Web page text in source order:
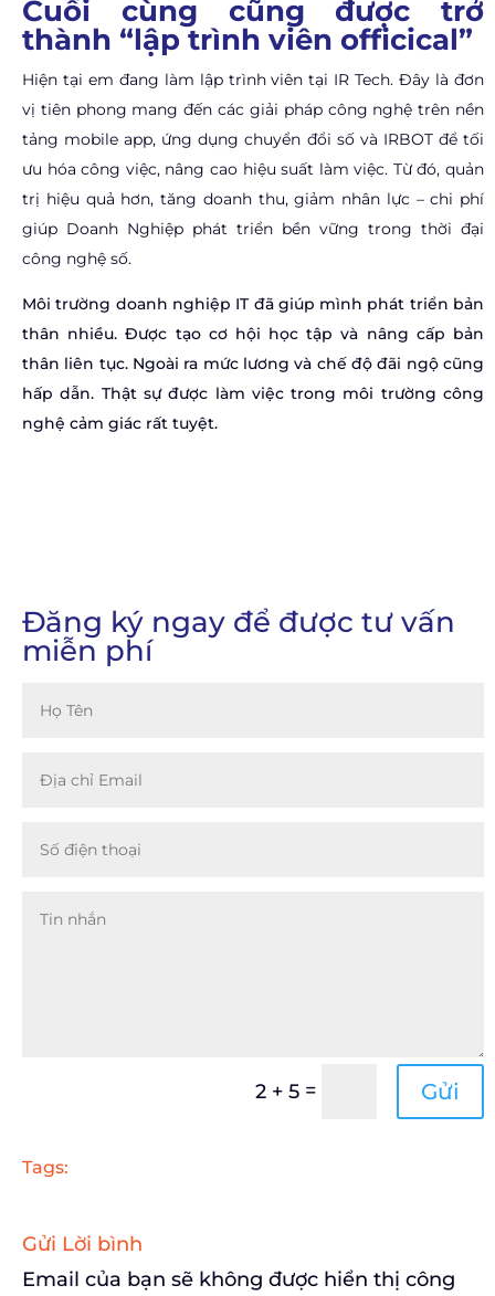
Cuối cùng cũng được trở
thành “lập trình viên officical”
Hiện tại em đang làm lập trình viên tại IR Tech. Đây là đơn
vị tiên phong mang đến các giải pháp công nghệ trên nền
tảng mobile app, ứng dụng chuyển đổi số và IRBOT để tối
ưu hóa công việc, nâng cao hiệu suất làm việc. Từ đó, quản
trị hiệu quả hơn, tăng doanh thu, giảm nhân lực – chi phí
giúp Doanh Nghiệp phát triển bền vững trong thời đại
công nghệ số.
Môi trường doanh nghiệp IT đã giúp mình phát triển bản
thân nhiều. Được tạo cơ hội học tập và nâng cấp bản
thân liên tục. Ngoài ra mức lương và chế độ đãi ngộ cũng
hấp dẫn. Thật sự được làm việc trong môi trường công
nghệ cảm giác rất tuyệt.
Đăng ký ngay để được tư vấn
miễn phí
2 + 5 = Gửi
Tags:
Gửi Lời bình
Email của bạn sẽ không được hiển thị công